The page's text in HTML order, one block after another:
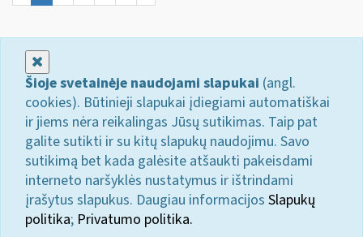
Šioje svetainėje naudojami slapukai (angl.
cookies). Būtinieji slapukai įdiegiami automatiškai
ir jiems nėra reikalingas Jūsų sutikimas. Taip pat
galite sutikti ir su kitų slapukų naudojimu. Savo
sutikimą bet kada galėsite atšaukti pakeisdami
interneto naršyklės nustatymus ir ištrindami
įrašytus slapukus. Daugiau informacijos Slapukų
politika; Privatumo politika.